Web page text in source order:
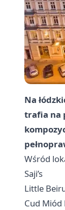
Na
trafia na
Wśród
Saji’s
Little
Cud Miód